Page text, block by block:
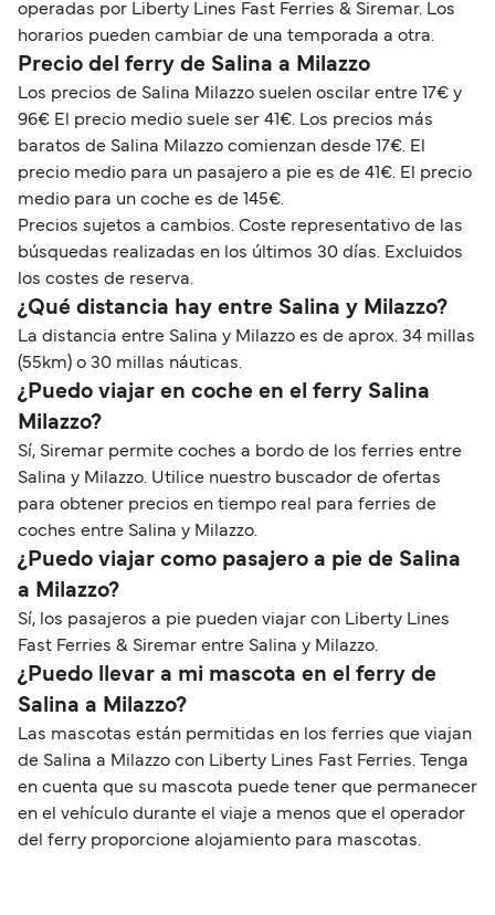
operadas por Liberty Lines Fast Ferries & Siremar. Los
horarios pueden cambiar de una temporada a otra.
Precio del ferry de Salina a Milazzo
Los precios de Salina Milazzo suelen oscilar entre 17€ y
96€ El precio medio suele ser 41€. Los precios más
baratos de Salina Milazzo comienzan desde 17€. El
precio medio para un pasajero a pie es de 41€. El precio
medio para un coche es de 145€.
Precios sujetos a cambios. Coste representativo de las
búsquedas realizadas en los últimos 30 días. Excluidos
los costes de reserva.
¿Qué distancia hay entre Salina y Milazzo?
La distancia entre Salina y Milazzo es de aprox. 34 millas
(55km) o 30 millas náuticas.
¿Puedo viajar en coche en el ferry Salina
Milazzo?
Sí, Siremar permite coches a bordo de los ferries entre
Salina y Milazzo. Utilice nuestro buscador de ofertas
para obtener precios en tiempo real para ferries de
coches entre Salina y Milazzo.
¿Puedo viajar como pasajero a pie de Salina
a Milazzo?
Sí, los pasajeros a pie pueden viajar con Liberty Lines
Fast Ferries & Siremar entre Salina y Milazzo.
¿Puedo llevar a mi mascota en el ferry de
Salina a Milazzo?
Las mascotas están permitidas en los ferries que viajan
de Salina a Milazzo con Liberty Lines Fast Ferries. Tenga
en cuenta que su mascota puede tener que permanecer
en el vehículo durante el viaje a menos que el operador
del ferry proporcione alojamiento para mascotas.